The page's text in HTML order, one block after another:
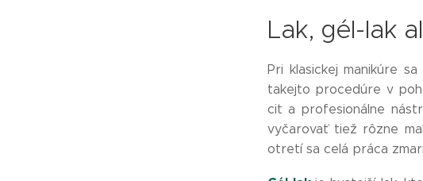
Lak, gél-lak
Pri klasickej manikúre
takejto procedúre v
cit a profesionálne
vyčarovať tiež rôzne
otretí sa celá práca